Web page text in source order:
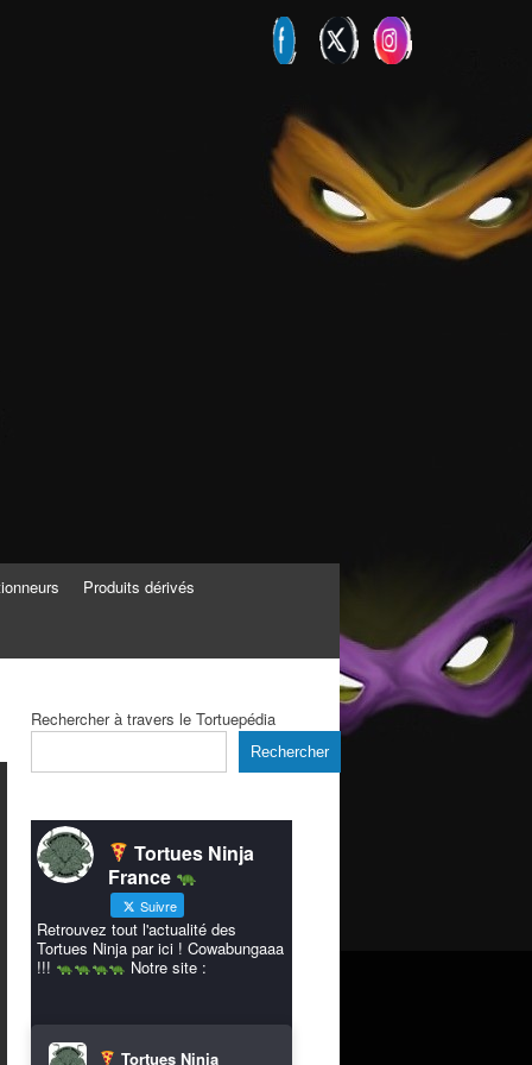
Produits dérivés
Rechercher à travers le Tortuepédia
Rechercher
Tortues Ninja
France
Suivre
Retrouvez tout l'actualité des
Tortues Ninja par ici ! Cowabungaaa
!!!
Notre site :
Tortues Ninja